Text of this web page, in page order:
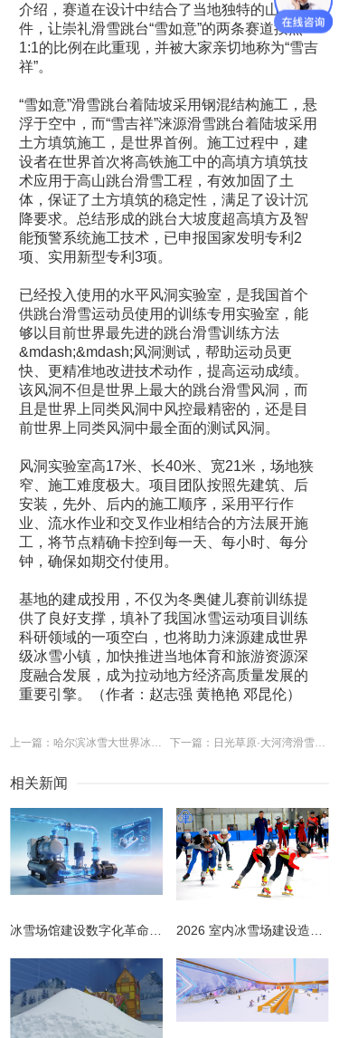
介绍，赛道在设计中结合了当地独特的山体条
件，让崇礼滑雪跳台“雪如意”的两条赛道按照
1:1的比例在此重现，并被大家亲切地称为“雪吉
祥”。
“雪如意”滑雪跳台着陆坡采用钢混结构施工，悬
浮于空中，而“雪吉祥”涞源滑雪跳台着陆坡采用
土方填筑施工，是世界首例。施工过程中，建
设者在世界首次将高铁施工中的高填方填筑技
术应用于高山跳台滑雪工程，有效加固了土
体，保证了土方填筑的稳定性，满足了设计沉
降要求。总结形成的跳台大坡度超高填方及智
能预警系统施工技术，已申报国家发明专利2
项、实用新型专利3项。
已经投入使用的水平风洞实验室，是我国首个
供跳台滑雪运动员使用的训练专用实验室，能
够以目前世界最先进的跳台滑雪训练方法
&mdash;&mdash;风洞测试，帮助运动员更
快、更精准地改进技术动作，提高运动成绩。
该风洞不但是世界上最大的跳台滑雪风洞，而
且是世界上同类风洞中风控最精密的，还是目
前世界上同类风洞中最全面的测试风洞。
风洞实验室高17米、长40米、宽21米，场地狭
窄、施工难度极大。项目团队按照先建筑、后
安装，先外、后内的施工顺序，采用平行作
业、流水作业和交叉作业相结合的方法展开施
工，将节点精确卡控到每一天、每小时、每分
钟，确保如期交付使用。
基地的建成投用，不仅为冬奥健儿赛前训练提
供了良好支撑，填补了我国冰雪运动项目训练
科研领域的一项空白，也将助力涞源建成世界
级冰雪小镇，加快推进当地体育和旅游资源深
度融合发展，成为拉动地方经济高质量发展的
重要引擎。（作者：赵志强 黄艳艳 邓昆伦）
上一篇：哈尔滨冰雪大世界冰建施工正式开始 下一篇：日光草原·大河湾滑雪场举行开板仪式
相关新闻